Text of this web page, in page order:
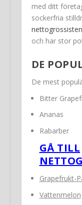
med ditt
sockerfria
och har stor
DE
De mest
Bitter
Ananas
Rabarber
GÅ TILL
Grapefrukt-
Vattenmelon